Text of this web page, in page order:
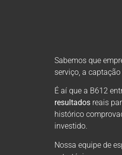
Sabemos que
serviço, a
É aí que a B612
resultados reais
histórico
investido.
Nossa equipe de